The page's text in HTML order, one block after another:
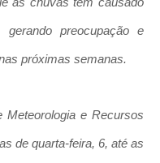
gerando preocupação e
próximas semanas.
Meteorologia e Recursos
de quarta-feira, 6, até as